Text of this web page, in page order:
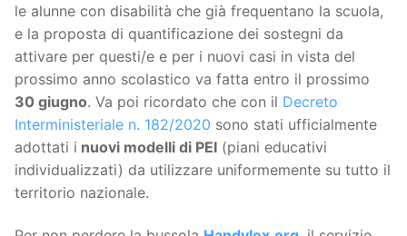
le alunne con disabilità che già frequentano la scuola,
e la proposta di quantificazione dei sostegni da
attivare per questi/e e per i nuovi casi in vista del
prossimo anno scolastico va fatta entro il prossimo
30 giugno. Va poi ricordato che con il Decreto
Interministeriale n. 182/2020 sono stati ufficialmente
adottati i nuovi modelli di PEI (piani educativi
individualizzati) da utilizzare uniformemente su tutto il
territorio nazionale.